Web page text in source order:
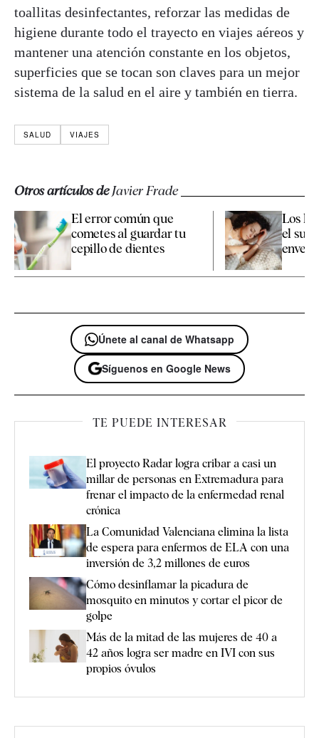
toallitas desinfectantes, reforzar las medidas de
higiene durante todo el trayecto en viajes aéreos y
mantener una atención constante en los objetos,
superficies que se tocan son claves para un mejor
sistema de la salud en el aire y también en tierra.
SALUD VIAJES
Otros artículos deJavier Frade
El error común que
cometes al guardar tu
cepillo de dientes
Los
el
Únete al canal de Whatsapp
Síguenos en Google News
TE PUEDE INTERESAR
El proyecto Radar logra cribar a casi un
millar de personas en Extremadura para
frenar el impacto de la enfermedad renal
crónica
La Comunidad Valenciana elimina la lista
de espera para enfermos de ELA con una
inversión de 3,2 millones de euros
Cómo desinflamar la picadura de
mosquito en minutos y cortar el picor de
golpe
Más de la mitad de las mujeres de 40 a
42 años logra ser madre en IVI con sus
propios óvulos